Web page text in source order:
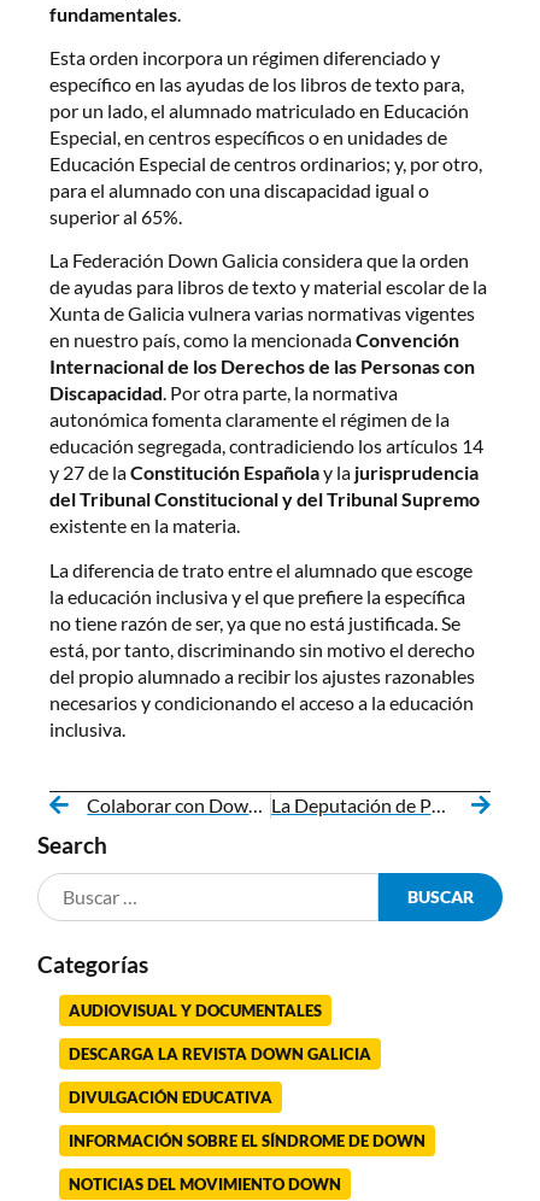
fundamentales
Esta orden incorpora un régimen diferenciado y
específico en las ayudas de los libros de texto para,
por un lado, el alumnado matriculado en Educación
Especial, en centros específicos o en unidades de
Educación Especial de centros ordinarios; y, por otro,
para el alumnado con una discapacidad igual o
superior al 65%.
La Federación Down Galicia considera que la orden
de ayudas para libros de texto y material escolar de la
Xunta de Galicia vulnera varias normativas vigentes
en nuestro país, como la mencionadaConvención
Internacional de los Derechos de las Personas con
Discapacidad. Por otra parte, la normativa
autonómica fomenta claramente el régimen de la
educación segregada, contradiciendo los artículos 14
y 27 de laConstitución Españolay la jurisprudencia
del Tribunal Constitucional y del Tribunal Supremo
existente en la materia.
La diferencia de trato entre el alumnado que escoge
la educación inclusiva y el que prefiere la específica
no tiene razón de ser, ya que no está justificada. Se
está, por tanto, discriminando sin motivo el derecho
del propio alumnado a recibir los ajustes razonables
necesarios y condicionando el acceso a la educación
inclusiva.
Colaborar con Down Galicia tiene más ventajas a partir de este 2024 La Deputación de Pontevedra vuelve a apoyar la inclusión laboral de las personas con el síndrome de Down
Search
Categorías
AUDIOVISUAL Y DOCUMENTALES
DESCARGA LA REVISTA DOWN GALICIA
DIVULGACIÓN EDUCATIVA
INFORMACIÓN SOBRE EL SÍNDROME DE DOWN
NOTICIAS DEL MOVIMIENTO DOWN